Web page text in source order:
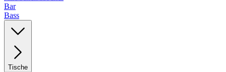
Bar
Bass
Tische